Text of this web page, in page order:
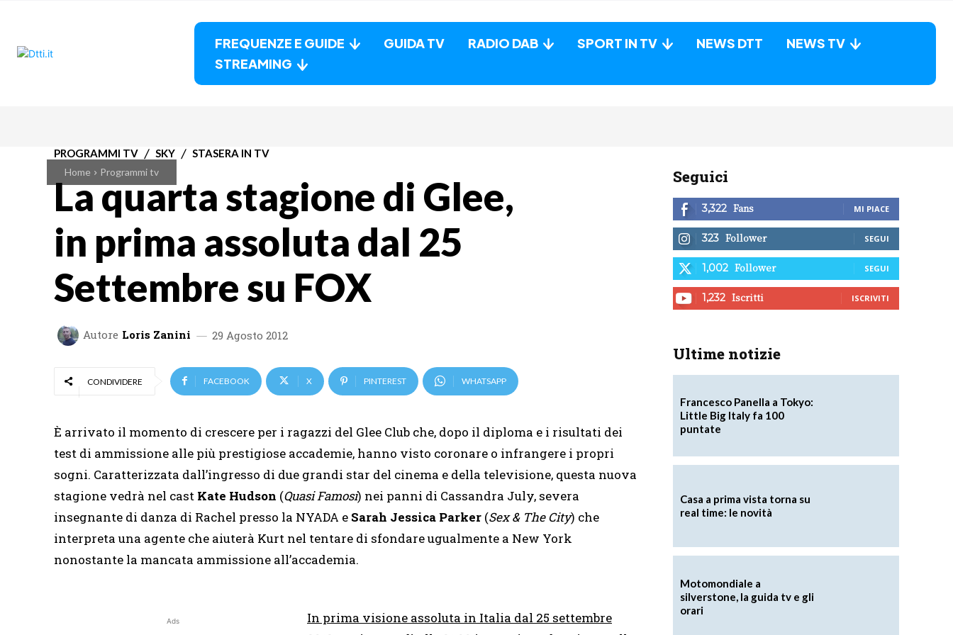
FREQUENZE E GUIDE GUIDA TV RADIO DAB SPORT IN TV NEWS DTT
NEWS TV
STREAMING
Home Programmi tv
PROGRAMMI TV SKY STASERA IN TV
La quarta stagione di Glee,
in prima assoluta dal 25
Settembre su FOX
Autore Loris Zanini 29 Agosto 2012
CONDIVIDERE FACEBOOK X PINTEREST WHATSAPP
È arrivato il momento di crescere per i ragazzi del Glee Club che, dopo il diploma e i risultati dei
test di ammissione alle più prestigiose accademie, hanno visto coronare o infrangere i propri
sogni. Caratterizzata dall’ingresso di due grandi star del cinema e della televisione, questa nuova
stagione vedrà nel cast Kate Hudson (Quasi Famosi) nei panni di Cassandra July, severa
insegnante di danza di Rachel presso la NYADA e Sarah Jessica Parker (Sex & The City) che
interpreta una agente che aiuterà Kurt nel tentare di sfondare ugualmente a New York
nonostante la mancata ammissione all’accademia.
Ads
In prima visione assoluta in Italia dal 25 settembre
Seguici
3,322 Fans MI PIACE
323 Follower SEGUI
1,002 Follower SEGUI
1,232 Iscritti ISCRIVITI
Ultime notizie
Francesco Panella a Tokyo:
Little Big Italy fa 100
puntate
Casa a prima vista torna su
real time: le novità
Motomondiale a
silverstone, la guida tv e gli
orari